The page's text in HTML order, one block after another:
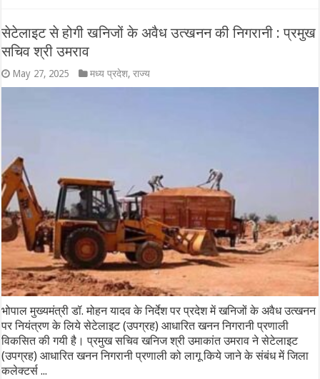
सेटेलाइट से होगी खनिजों के अवैध उत्खनन की निगरानी : प्रमुख
सचिव श्री उमराव
May 27, 2025 मध्य प्रदेश,राज्य
भोपाल मुख्यमंत्री डॉ. मोहन यादव के निर्देश पर प्रदेश में खनिजों के अवैध उत्खनन
पर नियंत्रण के लिये सेटेलाइट (उपग्रह) आधारित खनन निगरानी प्रणाली
विकसित की गयी है। प्रमुख सचिव खनिज श्री उमाकांत उमराव ने सेटेलाइट
(उपग्रह) आधारित खनन निगरानी प्रणाली को लागू किये जाने के संबंध में जिला
कलेक्टर्स ...